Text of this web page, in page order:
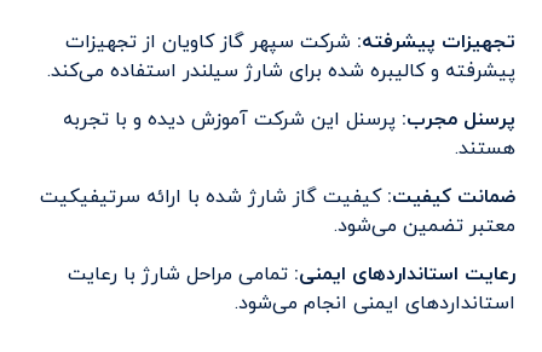
تجهیزات پیشرفته: شرکت‌ سپهر گاز کاویان از تجهیزات
پیشرفته و کالیبره شده برای شارژ سیلندر استفاده می‌کند.
پرسنل مجرب: پرسنل این شرکت‌ آموزش دیده و با تجربه
هستند.
ضمانت کیفیت: کیفیت گاز شارژ شده با ارائه سرتیفیکیت
معتبر تضمین می‌شود.
رعایت استانداردهای ایمنی: تمامی مراحل شارژ با رعایت
استانداردهای ایمنی انجام می‌شود.